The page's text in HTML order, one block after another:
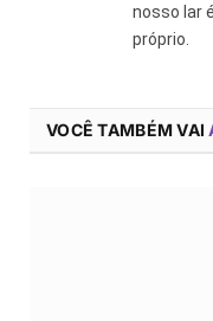
nosso lar
próprio.
VOCÊ TAMBÉM VAI